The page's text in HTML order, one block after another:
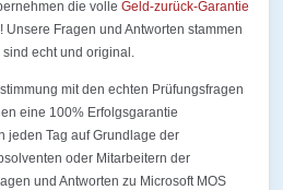
die volle Geld-zurück-Garantie
Fragen und Antworten stammen
echt und original.
mit den echten Prüfungsfragen
eine 100% Erfolgsgarantie
jeden Tag auf Grundlage der
oder Mitarbeitern der
und Antworten zu Microsoft MOS